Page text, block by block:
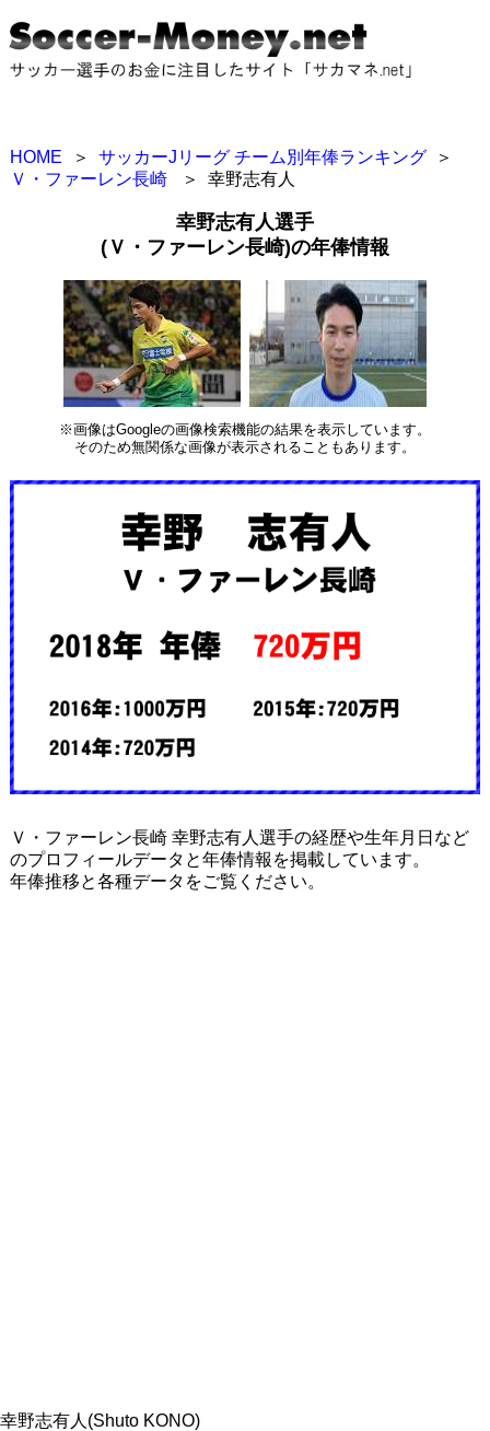
HOME ＞ サッカーJリーグ チーム別年俸ランキング
＞
Ｖ・ファーレン長崎
＞ 幸野志有人
幸野志有人選手
(Ｖ・ファーレン長崎)の年俸情報
※画像はGoogleの画像検索機能の結果を表示しています。
そのため無関係な画像が表示されることもあります。
Ｖ・ファーレン長崎 幸野志有人選手の経歴や生年月日など
のプロフィールデータと年俸情報を掲載しています。
年俸推移と各種データをご覧ください。
幸野志有人(Shuto KONO)